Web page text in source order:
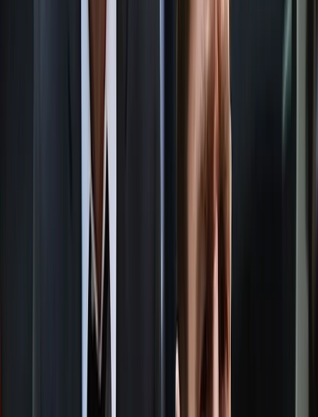
সোমবার ইসলামী আন্দোলনের যুগ্ম মহাসচিব গাজী আতাউর রহমান এক
বিবৃতিতে বলা হয়, খেলাফত মজলিস ও হেফাজতে ইসলামের নেতা
মামুনুল হকের ইসলামী রাজনীতিতে ত্যাগ ও অবদানের প্রতি সম্মান
জানিয়ে তিনি যে দুই আসনে প্রার্থী হয়েছেন, সেখানে ইসলামী আন্দোলন
নিজ দলের কোনো প্রার্থী দেবে না।
বিবৃতিতে আরও উল্লেখ করা হয়, ঢাকা-১৩ ও বাগেরহাট-১ আসনে
ইসলামী আন্দোলনের সাংগঠনিক সমর্থন মামুনুল হকের প্রতি থাকবে।
তবে নির্বাচনি জোট প্রসঙ্গে ইসলামী আন্দোলনের অবস্থান স্পষ্ট করে গাজী
আতাউর রহমান বলেন, ‘ইসলামী আন্দোলন বাংলাদেশ অন্য কোনো
আসনে নীতি ও আদর্শের ভিত্তিতে সৎ ও যোগ্য প্রার্থীদের প্রতি সমর্থন
জানানো হবে বলেও বিবৃতিতে উল্লেখ করা হয়।
এর আগে, রোববার জামায়াতে ইসলামী বরিশাল-৫ (সদর-সিটি) ও
বরিশাল-৬ (বাকেরগঞ্জ) আসনে ইসলামী আন্দোলনের জ্যেষ্ঠ নায়েবে
আমির সৈয়দ মুহাম্মাদ ফয়জুল করীমের বিপরীতে প্রার্থী না দেওয়ার